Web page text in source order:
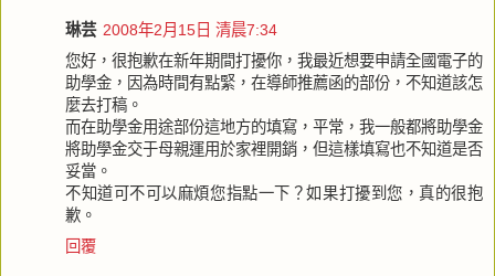
琳芸 2008年2月15日 清晨7:34
您好，很抱歉在新年期間打擾你，我最近想要申請全國電子的
助學金，因為時間有點緊，在導師推薦函的部份，不知道該怎
麼去打稿。
而在助學金用途部份這地方的填寫，平常，我一般都將助學金
將助學金交于母親運用於家裡開銷，但這樣填寫也不知道是否
妥當。
不知道可不可以麻煩您指點一下？如果打擾到您，真的很抱
歉。
回覆